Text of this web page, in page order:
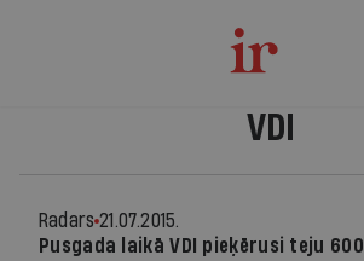
VDI
Radars 21.07.2015.
Pusgada laikā VDI pieķērusi teju 600